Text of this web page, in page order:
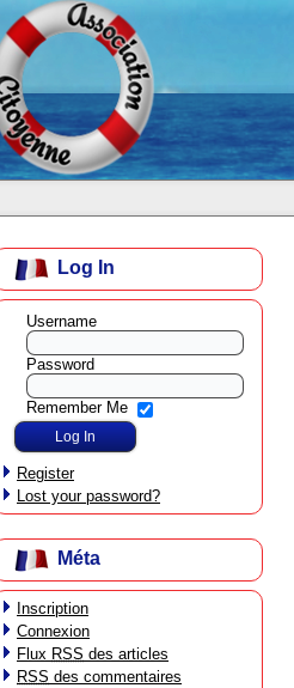
Log In
Username
Password
Remember Me
Register
Lost your password?
Méta
Inscription
Connexion
Flux RSS des articles
RSS des commentaires